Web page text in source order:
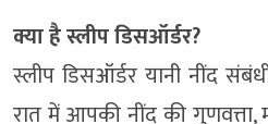
क्या है स्लीप डिसऑर्डर?
स्लीप डिसऑर्डर यानी नींद
रात में आपकी नींद की गुणवत्ता,